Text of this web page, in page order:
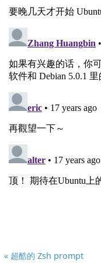
« 超酷的 Zsh prompt